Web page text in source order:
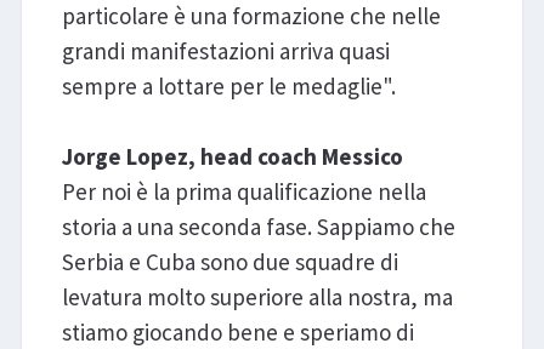
particolare è una formazione che nelle
grandi manifestazioni arriva quasi
sempre a lottare per le medaglie".
Jorge Lopez, head coach Messico
Per noi è la prima qualificazione nella
storia a una seconda fase. Sappiamo che
Serbia e Cuba sono due squadre di
levatura molto superiore alla nostra, ma
stiamo giocando bene e speriamo di